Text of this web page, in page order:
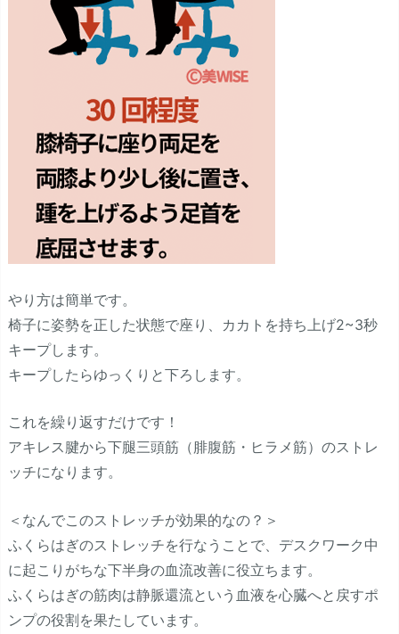
やり方は簡単です。
椅子に姿勢を正した状態で座り、カカトを持ち上げ2~3秒
キープします。
キープしたらゆっくりと下ろします。
これを繰り返すだけです！
アキレス腱から下腿三頭筋（腓腹筋・ヒラメ筋）のストレ
ッチになります。
＜なんでこのストレッチが効果的なの？＞
ふくらはぎのストレッチを行なうことで、デスクワーク中
に起こりがちな下半身の血流改善に役立ちます。
ふくらはぎの筋肉は静脈還流という血液を心臓へと戻すポ
ンプの役割を果たしています。